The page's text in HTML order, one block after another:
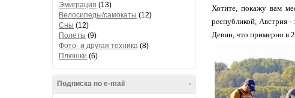
Эмиграция (13)
Велосипеды/самокаты (12)
Сны (12)
Полеты (9)
Фото- и другая техника (8)
Плюшки (6)
-
Подписка по e-mail
Хотите, покажу вам
республикой, Австрия -
Девин, что примерно в